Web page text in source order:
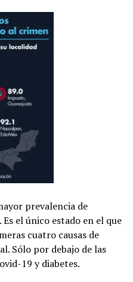
prevalencia de
. Es el único estado en el que
cuatro causas de
Sólo por debajo de las
19 y diabetes.